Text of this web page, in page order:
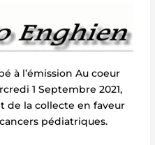
à l’émission Au coeur
1 Septembre 2021,
de la collecte en faveur
pédiatriques.